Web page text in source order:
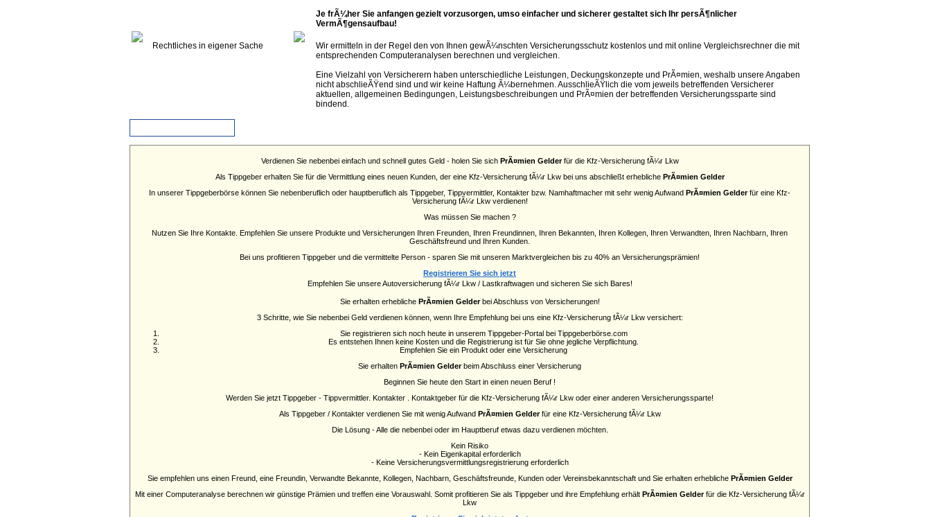
Je frÃ¼her Sie anfangen gezielt vorzusorgen, umso einfacher und sicherer gestaltet sich Ihr persÃ¶nlicher
VermÃ¶gensaufbau!
Rechtliches in eigener Sache
Wir ermitteln in der Regel den von Ihnen gewÃ¼nschten Versicherungsschutz kostenlos und mit online Vergleichsrechner die mit
entsprechenden Computeranalysen berechnen und vergleichen.
Eine Vielzahl von Versicherern haben unterschiedliche Leistungen, Deckungskonzepte und PrÃ¤mien, weshalb unsere Angaben
nicht abschlieÃŸend sind und wir keine Haftung Ã¼bernehmen. AusschlieÃŸlich die vom jeweils betreffenden Versicherer
aktuellen, allgemeinen Bedingungen, Leistungsbeschreibungen und PrÃ¤mien der betreffenden Versicherungssparte sind
bindend.
Verdienen Sie nebenbei einfach und schnell gutes Geld - holen Sie sich PrÃ¤mien Gelderfür die Kfz-Versicherung fÃ¼r Lkw
Als Tippgeber erhalten Sie für die Vermittlung eines neuen Kunden, der eine Kfz-Versicherung fÃ¼r Lkw bei uns abschließt erhebliche PrÃ¤mien Gelder
In unserer Tippgeberbörse können Sie nebenberuflich oder hauptberuflich als Tippgeber, Tippvermittler, Kontakter bzw. Namhaftmacher mit sehr wenig Aufwand PrÃ¤mien Gelderfür eine Kfz-
Versicherung fÃ¼r Lkw verdienen!
Was müssen Sie machen ?
Nutzen Sie Ihre Kontakte. Empfehlen Sie unsere Produkte und Versicherungen Ihren Freunden, Ihren Freundinnen, Ihren Bekannten, Ihren Kollegen, Ihren Verwandten, Ihren Nachbarn, Ihren
Geschäftsfreund und Ihren Kunden.
Bei uns profitieren Tippgeber und die vermittelte Person - sparen Sie mit unseren Marktvergleichen bis zu 40% an Versicherungsprämien!
Registrieren Sie sich jetzt
Empfehlen Sie unsere Autoversicherung fÃ¼r Lkw / Lastkraftwagen und sicheren Sie sich Bares!
Sie erhalten erhebliche PrÃ¤mien Gelderbei Abschluss von Versicherungen!
3 Schritte, wie Sie nebenbei Geld verdienen können, wenn Ihre Empfehlung bei uns eine Kfz-Versicherung fÃ¼r Lkw versichert:
Sie registrieren sich noch heute in unserem Tippgeber-Portal bei Tippgeberbörse.com
Es entstehen Ihnen keine Kosten und die Registrierung ist für Sie ohne jegliche Verpflichtung.
Empfehlen Sie ein Produkt oder eine Versicherung
Sie erhalten PrÃ¤mien Gelderbeim Abschluss einer Versicherung
Beginnen Sie heute den Start in einen neuen Beruf !
Werden Sie jetzt Tippgeber - Tippvermittler. Kontakter . Kontaktgeber für die Kfz-Versicherung fÃ¼r Lkw oder einer anderen Versicherungssparte!
Als Tippgeber / Kontakter verdienen Sie mit wenig Aufwand PrÃ¤mien Gelderfür eine Kfz-Versicherung fÃ¼r Lkw
Die Lösung - Alle die nebenbei oder im Hauptberuf etwas dazu verdienen möchten.
Kein Risiko
- Kein Eigenkapital erforderlich
- Keine Versicherungsvermittlungsregistrierung erforderlich
Sie empfehlen uns einen Freund, eine Freundin, Verwandte Bekannte, Kollegen, Nachbarn, Geschäftsfreunde, Kunden oder Vereinsbekanntschaft und Sie erhalten erhebliche PrÃ¤mien Gelder
Mit einer Computeranalyse berechnen wir günstige Prämien und treffen eine Vorauswahl. Somit profitieren Sie als Tippgeber und ihre Empfehlung erhält PrÃ¤mien Gelderfür die Kfz-Versicherung fÃ¼r
Lkw